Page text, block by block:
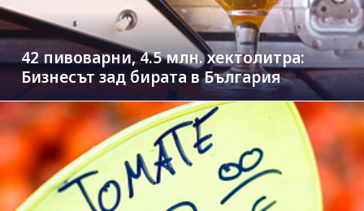
42 пивоварни, 4.5 млн. хектолитра:
Бизнесът зад бирата в България